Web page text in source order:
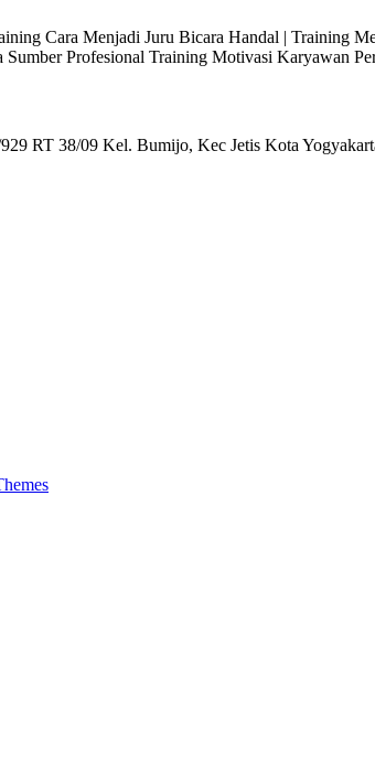
Cara Menjadi Juru Bicara Handal | Training
Profesional Training Motivasi Karyawan
RT 38/09 Kel. Bumijo, Kec Jetis Kota